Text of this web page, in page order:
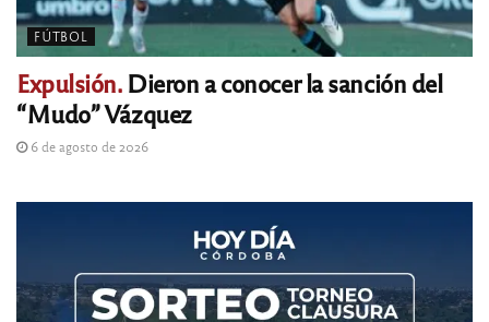
FÚTBOL
Expulsión.Dieron a conocer la sanción del
“Mudo” Vázquez
6 de agosto de 2026